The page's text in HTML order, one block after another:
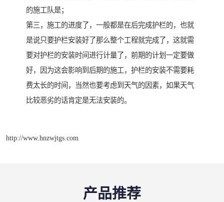
的施工队是；
第三，施工的进度了，一般都是在后完成护栏的，也就
是说只要护栏安装好了那么整个工程就完成了，这就需
要对护栏的安装时间进行计量了，前期的计划一定要做
好，因为这会影响到后期的施工，护栏的安装不需要耗
费太长的时间，当然也要考虑到天气的因素，如果天气
比较恶劣的话肯定是无法安装的。
http://www.hnzwjtgs.com
产品推荐